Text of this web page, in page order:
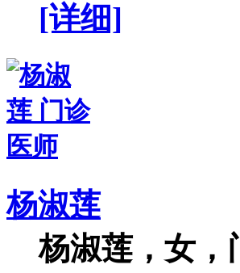
[详细]
杨淑莲
杨淑莲，女，